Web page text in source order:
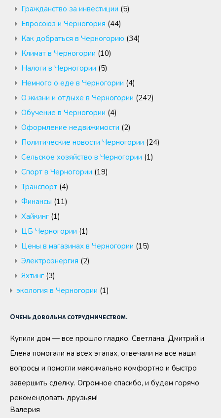
Гражданство за инвестиции (5)
Евросоюз и Черногория (44)
Как добраться в Черногорию (34)
Климат в Черногории (10)
Налоги в Черногории (5)
Немного о еде в Черногории (4)
О жизни и отдыхе в Черногории (242)
Обучение в Черногории (4)
Оформление недвижимости (2)
Политические новости Черногории (24)
Сельское хозяйство в Черногории (1)
Спорт в Черногории (19)
Транспорт (4)
Финансы (11)
Хайкинг (1)
ЦБ Черногории (1)
Цены в магазинах в Черногории (15)
Электроэнергия (2)
Яхтинг (3)
экология в Черногории (1)
Очень довольна сотрудничеством.
Купили дом — все прошло гладко. Светлана, Дмитрий и
Елена помогали на всех этапах, отвечали на все наши
вопросы и помогли максимально комфортно и быстро
завершить сделку. Огромное спасибо, и будем горячо
рекомендовать друзьям!
Валерия